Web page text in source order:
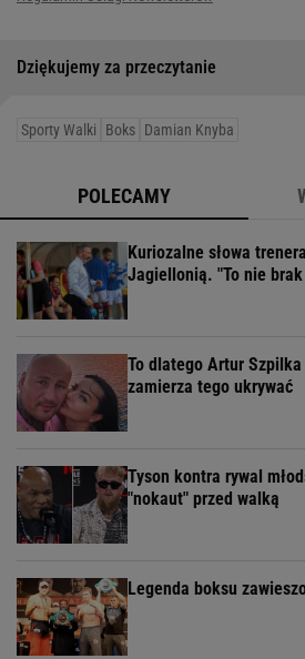
Dziękujemy za przeczytanie
Sporty Walki Boks Damian Knyba
POLECAMY
Kuriozalne słowa
Jagiellonią. "To nie
To dlatego Artur
zamierza tego ukrywać
Tyson kontra rywal
"nokaut" przed walką
Legenda boksu